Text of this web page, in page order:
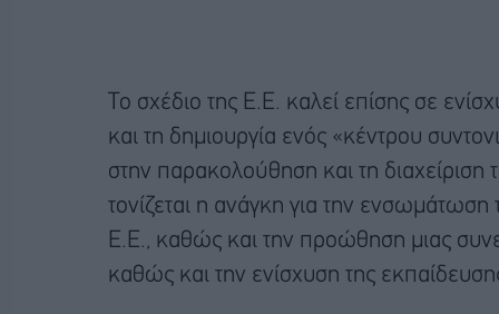
Το σχέδιο της Ε.Ε. καλεί επίσης σε
και τη δημιουργία ενός «κέντρου
στην παρακολούθηση και τη
τονίζεται η ανάγκη για την ενσωμάτωση
Ε.Ε., καθώς και την προώθηση μιας
καθώς και την ενίσχυση της